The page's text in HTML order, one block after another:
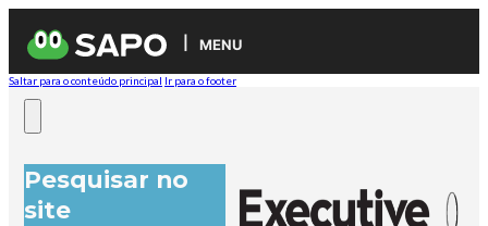
MENU
Saltar para o conteúdo principal Ir para o footer
Pesquisar no
site